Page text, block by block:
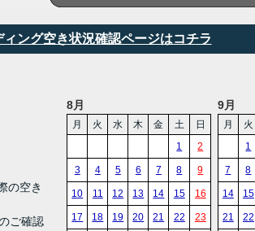
ング空き状況確認ページはコチラ
の空き
ご確認
8月
月 火 水 木 金 土
日
1
2
3 4 5 6 7 8 9
10 11 12 13 14 15 16
17 18 19 20 21 22 23
9月
月 火
1
7 8
14 15
21 22